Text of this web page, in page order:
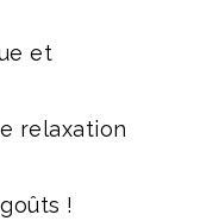
et
relaxation
!